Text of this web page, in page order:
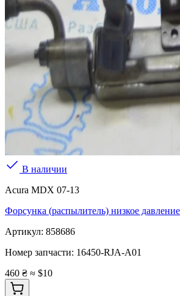
В наличии
Acura MDX 07-13
Форсунка (распылитель) низкое
Артикул: 858686
Номер запчасти: 16450-RJA-A01
460 ₴ ≈ $10